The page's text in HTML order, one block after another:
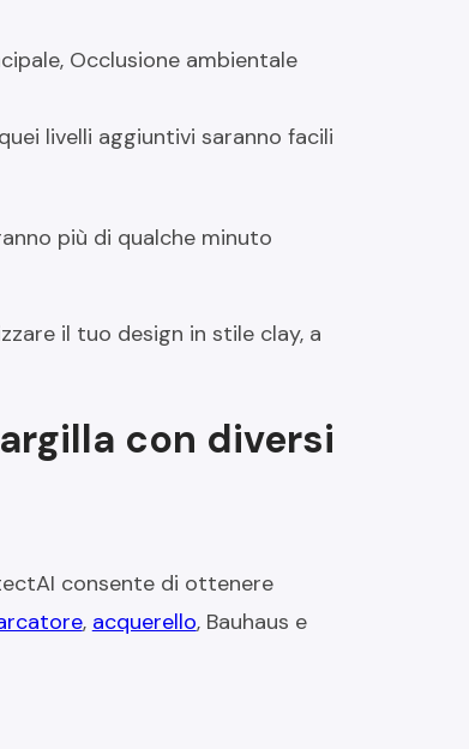
Occlusione ambientale
livelli aggiuntivi saranno facili
più di qualche minuto
il tuo design in stile clay, a
con diversi
consente di ottenere
, acquerello, Bauhaus e